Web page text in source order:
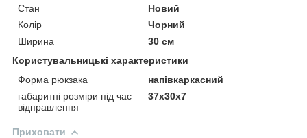
Стан
Новий
Колір
Чорний
Ширина
30 см
Користувальницькі характеристики
Форма рюкзака
напівкаркасний
габаритні розміри під час
відправлення
37х30х7
Приховати